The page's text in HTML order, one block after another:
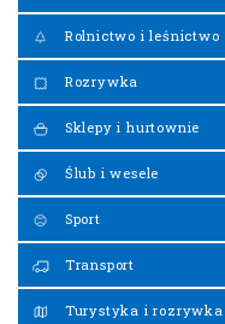
Rolnictwo i leśnictwo
Rozrywka
Sklepy i hurtownie
Ślub i wesele
Sport
Transport
Turystyka i rozrywka